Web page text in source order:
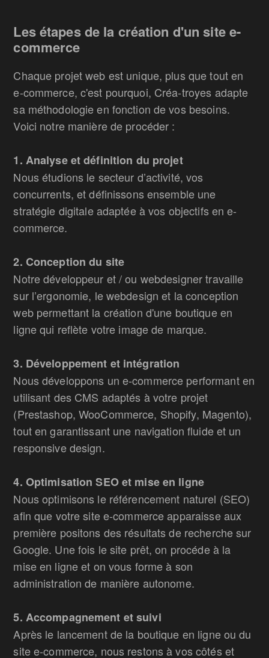
Les étapes de la création d'un site e-
commerce
Chaque projet web est unique, plus que tout en
e-commerce, c'est pourquoi, Créa-troyes adapte
sa méthodologie en fonction de vos besoins.
Voici notre manière de procéder :
1. Analyse et définition du projet
Nous étudions le secteur d’activité, vos
concurrents, et définissons ensemble une
stratégie digitale adaptée à vos objectifs en e-
commerce.
2. Conception du site
Notre développeur et / ou webdesigner travaille
sur l’ergonomie, le webdesign et la conception
web permettant la création d'une boutique en
ligne qui reflète votre image de marque.
3. Développement et intégration
Nous développons un e-commerce performant en
utilisant des CMS adaptés à votre projet
(Prestashop, WooCommerce, Shopify, Magento),
tout en garantissant une navigation fluide et un
responsive design.
4. Optimisation SEO et mise en ligne
Nous optimisons le référencement naturel (SEO)
afin que votre site e-commerce apparaisse aux
première positons des résultats de recherche sur
Google. Une fois le site prêt, on procéde à la
mise en ligne et on vous forme à son
administration de manière autonome.
5. Accompagnement et suivi
Après le lancement de la boutique en ligne ou du
site e-commerce, nous restons à vos côtés et